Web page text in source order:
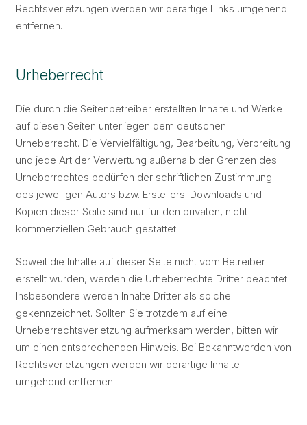
Rechtsverletzungen werden wir derartige Links umgehend
entfernen.
Urheberrecht
Die durch die Seitenbetreiber erstellten Inhalte und Werke
auf diesen Seiten unterliegen dem deutschen
Urheberrecht. Die Vervielfältigung, Bearbeitung, Verbreitung
und jede Art der Verwertung außerhalb der Grenzen des
Urheberrechtes bedürfen der schriftlichen Zustimmung
des jeweiligen Autors bzw. Erstellers. Downloads und
Kopien dieser Seite sind nur für den privaten, nicht
kommerziellen Gebrauch gestattet.
Soweit die Inhalte auf dieser Seite nicht vom Betreiber
erstellt wurden, werden die Urheberrechte Dritter beachtet.
Insbesondere werden Inhalte Dritter als solche
gekennzeichnet. Sollten Sie trotzdem auf eine
Urheberrechtsverletzung aufmerksam werden, bitten wir
um einen entsprechenden Hinweis. Bei Bekanntwerden von
Rechtsverletzungen werden wir derartige Inhalte
umgehend entfernen.